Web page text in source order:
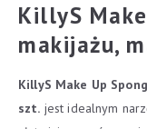
KillyS
makijażu,
KillyS Make Up
szt. jest idealnym